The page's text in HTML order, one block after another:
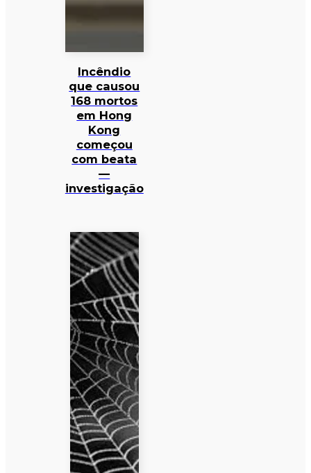
Incêndio
que causou
168 mortos
em Hong
Kong
começou
com beata
—
investigação